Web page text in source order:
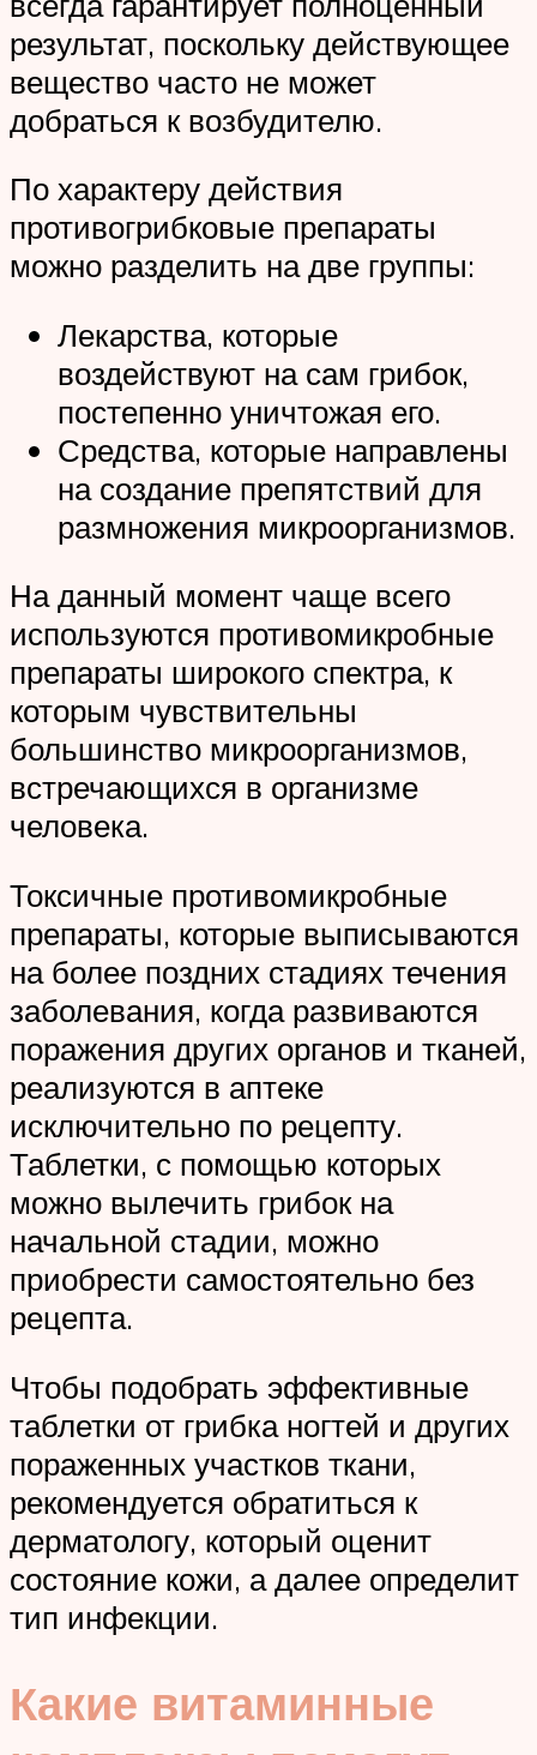
результат, поскольку действующее
вещество часто не может
добраться к возбудителю.
По характеру действия
противогрибковые препараты
можно разделить на две группы:
Лекарства, которые
воздействуют на сам грибок,
постепенно уничтожая его.
Средства, которые направлены
на создание препятствий для
размножения микроорганизмов.
На данный момент чаще всего
используются противомикробные
препараты широкого спектра, к
которым чувствительны
большинство микроорганизмов,
встречающихся в организме
человека.
Токсичные противомикробные
препараты, которые выписываются
на более поздних стадиях течения
заболевания, когда развиваются
поражения других органов и тканей,
реализуются в аптеке
исключительно по рецепту.
Таблетки, с помощью которых
можно вылечить грибок на
начальной стадии, можно
приобрести самостоятельно без
рецепта.
Чтобы подобрать эффективные
таблетки от грибка ногтей и других
пораженных участков ткани,
рекомендуется обратиться к
дерматологу, который оценит
состояние кожи, а далее определит
тип инфекции.
Какие витаминные